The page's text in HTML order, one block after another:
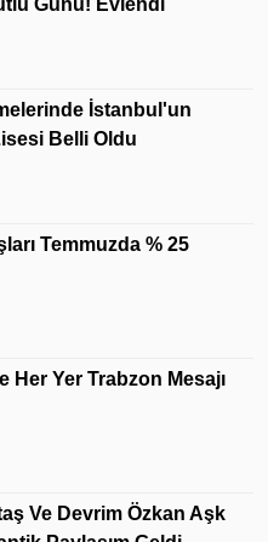
Günü! Evlendi
İstanbul'un
Belli Oldu
Temmuzda % 25
Her Yer Trabzon Mesajı
Ve Devrim Özkan Aşk